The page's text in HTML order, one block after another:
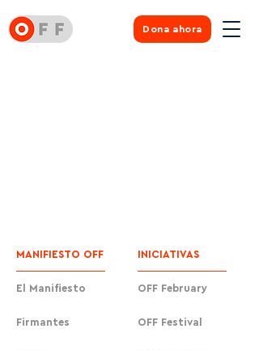
Dona ahora
MANIFIESTO OFF
El Manifiesto
Firmantes
INICIATIVAS
OFF February
OFF Festival